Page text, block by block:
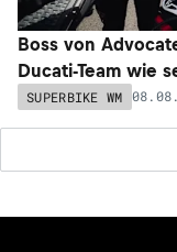
Boss von
Ducati-Team wie
SUPERBIKE WM